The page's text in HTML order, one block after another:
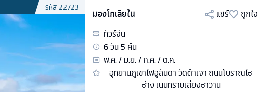
รหัส22723
มองโกเลียใน แชร์
ถูกใจ
ทัวร์จีน
6วัน5 คืน
พ.ค. / มิ.ย. / ก.ค. / ต.ค.
อุทยานภูเขาไฟอูลันดา วัดต้าเจา ถนนโบราณไซ
ซ่าง เนินทรายเสี่ยงซาวาน